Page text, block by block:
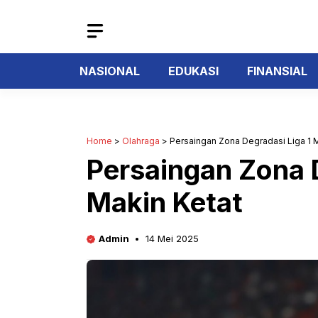
NASIONAL
EDUKASI FINANSIAL
Home > Olahraga > Persaingan Zona Degradasi Liga 1
Persaingan Zona
Makin Ketat
Admin 14 Mei 2025